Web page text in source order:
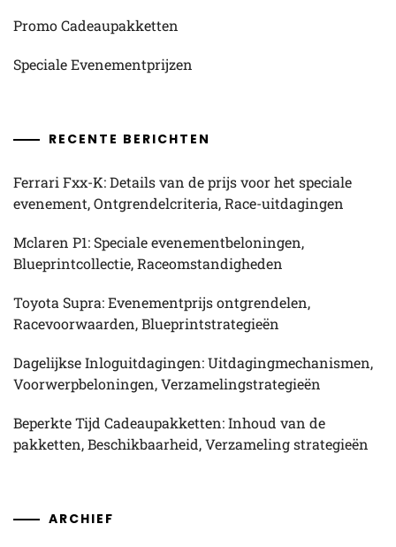
Promo Cadeaupakketten
Speciale Evenementprijzen
RECENTE BERICHTEN
Ferrari Fxx-K: Details van de prijs voor het speciale
evenement, Ontgrendelcriteria, Race-uitdagingen
Mclaren P1: Speciale evenementbeloningen,
Blueprintcollectie, Raceomstandigheden
Toyota Supra: Evenementprijs ontgrendelen,
Racevoorwaarden, Blueprintstrategieën
Dagelijkse Inloguitdagingen: Uitdagingmechanismen,
Voorwerpbeloningen, Verzamelingstrategieën
Beperkte Tijd Cadeaupakketten: Inhoud van de
pakketten, Beschikbaarheid, Verzameling strategieën
ARCHIEF